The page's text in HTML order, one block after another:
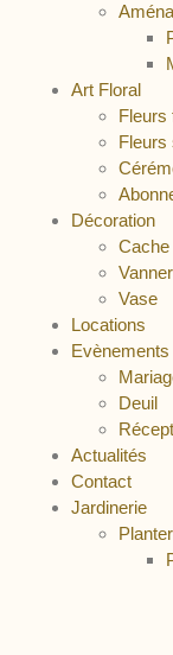
Art Floral
Fleurs
Fleurs
Décoration
Cache
Vase
Locations
Evènements
Deuil
Actualités
Contact
Jardinerie
Planter